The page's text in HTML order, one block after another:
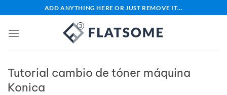
al
contenido
ADD ANYTHING HERE OR JUST REMOVE IT...
Tutorial cambio de tóner máquina
Konica